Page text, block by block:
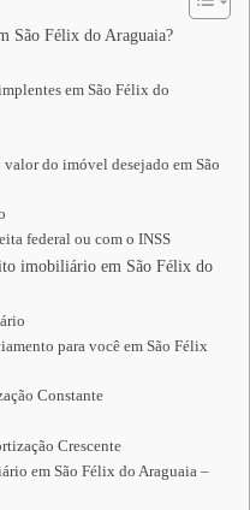
São Félix do Araguaia?
em São Félix do
do imóvel desejado em São
federal ou com o INSS
imobiliário em São Félix do
para você em São Félix
Constante
Crescente
em São Félix do Araguaia –